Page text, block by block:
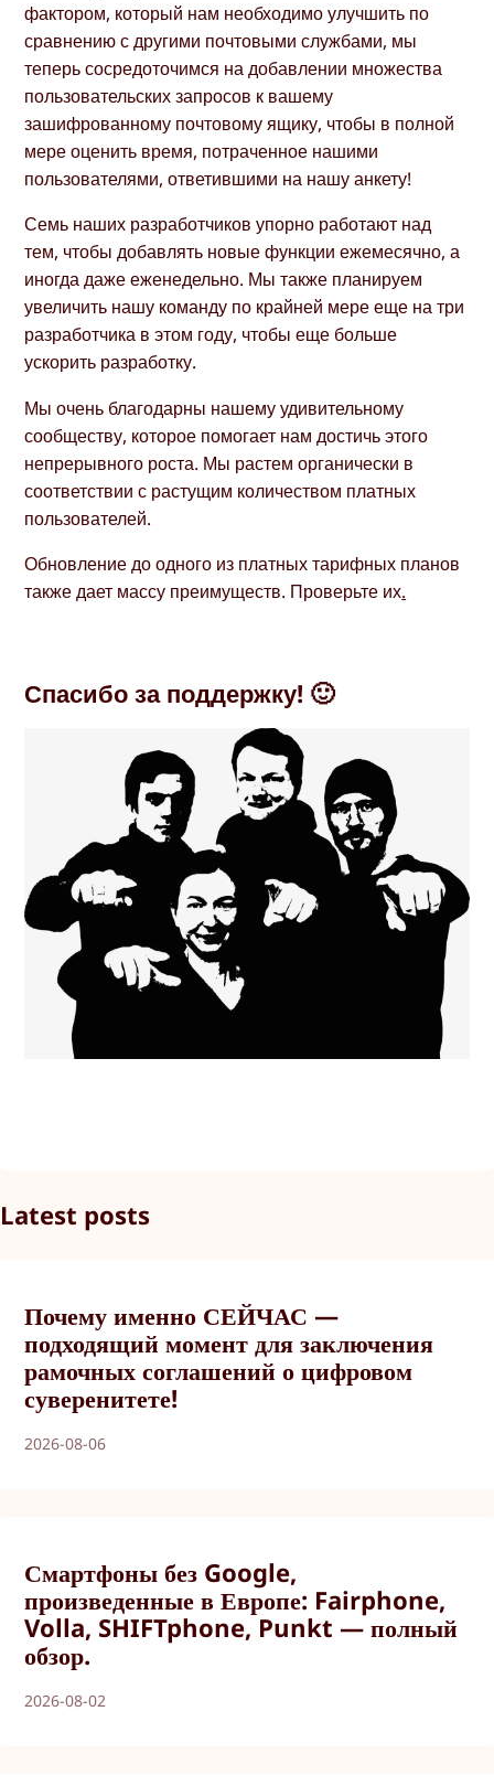
фактором, который нам необходимо улучшить по
сравнению с другими почтовыми службами, мы
теперь сосредоточимся на добавлении множества
пользовательских запросов к вашему
зашифрованному почтовому ящику, чтобы в полной
мере оценить время, потраченное нашими
пользователями, ответившими на нашу анкету!
Семь наших разработчиков упорно работают над
тем, чтобы добавлять новые функции ежемесячно, а
иногда даже еженедельно. Мы также планируем
увеличить нашу команду по крайней мере еще на три
разработчика в этом году, чтобы еще больше
ускорить разработку.
Мы очень благодарны нашему удивительному
сообществу, которое помогает нам достичь этого
непрерывного роста. Мы растем органически в
соответствии с растущим количеством платных
пользователей.
Обновление до одного из платных тарифных планов
также дает массу преимуществ. Проверьте их.
Спасибо за поддержку! 🙂
Latest posts
Почему именно СЕЙЧАС —
подходящий момент для заключения
рамочных соглашений о цифровом
суверенитете!
2026-08-06
Смартфоны без Google,
произведенные в Европе: Fairphone,
Volla, SHIFTphone, Punkt — полный
обзор.
2026-08-02